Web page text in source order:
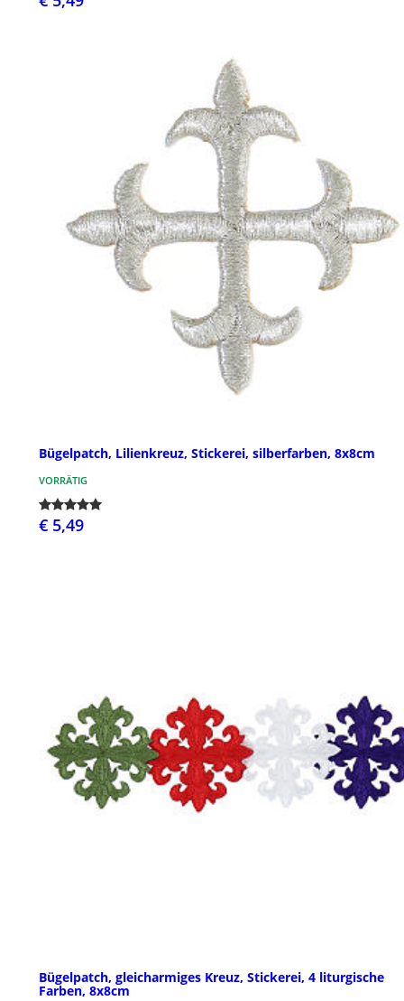
Bügelpatch, Lilienkreuz, Stickerei, silberfarben, 8x8cm
VORRÄTIG
€ 5,49
Bügelpatch, gleicharmiges Kreuz, Stickerei, 4 liturgische
Farben, 8x8cm